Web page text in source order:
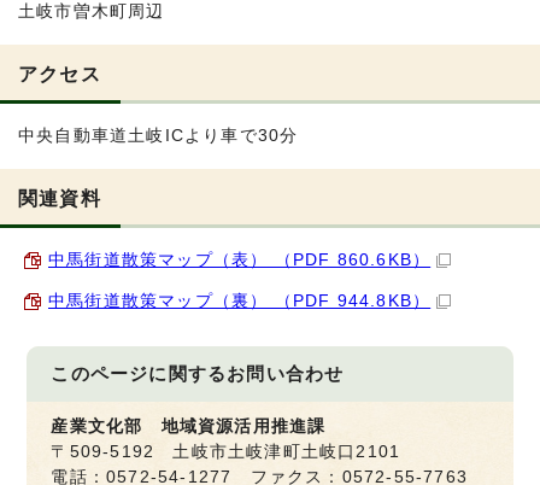
土岐市曽木町周辺
アクセス
中央自動車道土岐ICより車で30分
関連資料
中馬街道散策マップ（表） （PDF 860.6KB）
中馬街道散策マップ（裏） （PDF 944.8KB）
このページに関するお問い合わせ
産業文化部 地域資源活用推進課
〒509-5192 土岐市土岐津町土岐口2101
電話：0572-54-1277 ファクス：0572-55-7763